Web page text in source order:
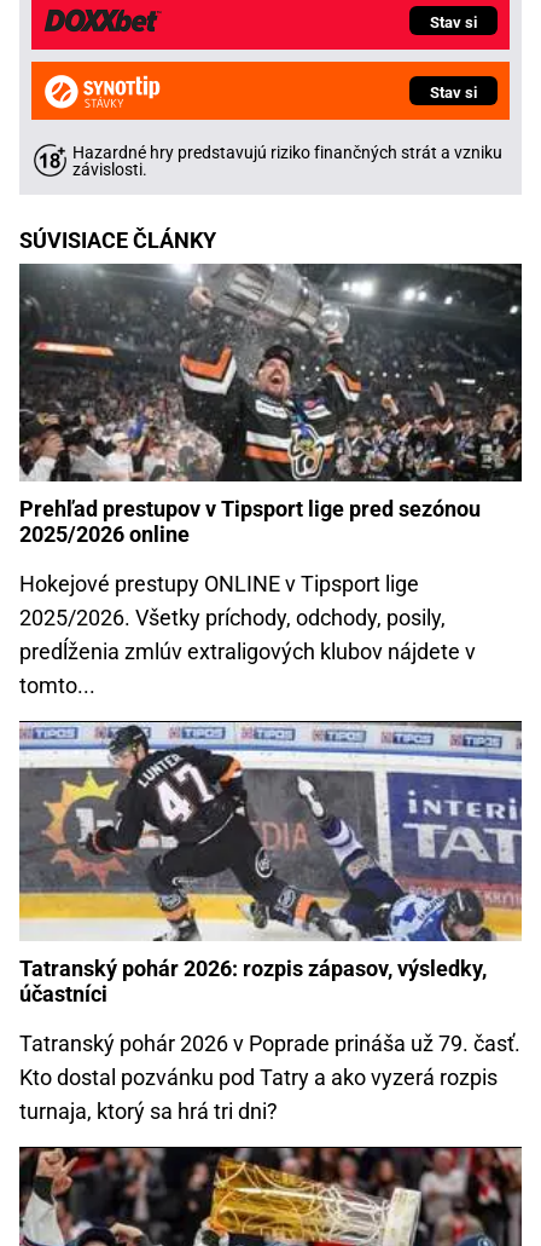
Stav si
Stav si
Hazardné hry predstavujú riziko finančných strát a vzniku
závislosti.
SÚVISIACE ČLÁNKY
Prehľad prestupov v Tipsport lige pred sezónou
2025/2026 online
Hokejové prestupy ONLINE v Tipsport lige
2025/2026. Všetky príchody, odchody, posily,
predĺženia zmlúv extraligových klubov nájdete v
tomto...
Tatranský pohár 2026: rozpis zápasov, výsledky,
účastníci
Tatranský pohár 2026 v Poprade prináša už 79. časť.
Kto dostal pozvánku pod Tatry a ako vyzerá rozpis
turnaja, ktorý sa hrá tri dni?